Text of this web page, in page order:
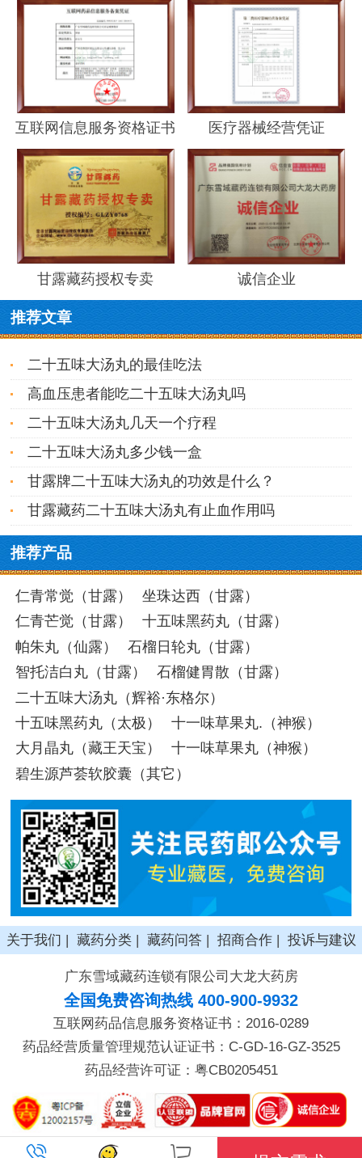
互联网信息服务资格证书 医疗器械经营凭证
甘露藏药授权专卖 诚信企业
推荐文章
二十五味大汤丸的最佳吃法
高血压患者能吃二十五味大汤丸吗
二十五味大汤丸几天一个疗程
二十五味大汤丸多少钱一盒
甘露牌二十五味大汤丸的功效是什么？
甘露藏药二十五味大汤丸有止血作用吗
推荐产品
仁青常觉（甘露）
坐珠达西（甘露）
仁青芒觉（甘露）
十五味黑药丸（甘露）
帕朱丸（仙露）
石榴日轮丸（甘露）
智托洁白丸（甘露）
石榴健胃散（甘露）
二十五味大汤丸（辉裕·东格尔）
十五味黑药丸（太极）
十一味草果丸.（神猴）
大月晶丸（藏王天宝）
十一味草果丸（神猴）
碧生源芦荟软胶囊（其它）
关于我们 藏药分类| 藏药问答| 招商合作| 投诉与建议
广东雪域藏药连锁有限公司大龙大药房
全国免费咨询热线 400-900-9932
互联网药品信息服务资格证书：2016-0289
药品经营质量管理规范认证证书：C-GD-16-GZ-3525
药品经营许可证：粤CB0205451